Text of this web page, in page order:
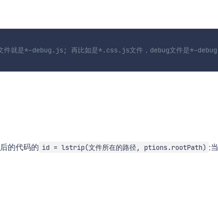
件就是*-debug.js; 再比如是*.css.js文件，debug文件是*-
的代码的 id = lstrip(文件所在的路径, ptions.rootPath) ;